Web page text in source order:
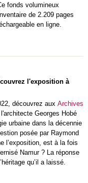
fonds volumineux
de 2.209 pages
en ligne.
l'exposition à
découvrez aux Archives
Georges Hobé
urbaine dans la décennie
posée par Raymond
l’exposition, est à la fois
Namur ? La réponse
qu’il a laissé.